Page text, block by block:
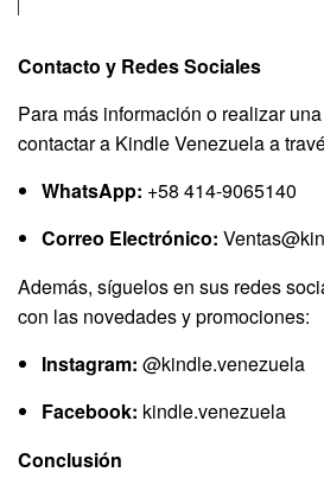
Contacto y Redes Sociales
Para más información o realizar
contactar a Kindle Venezuela a
WhatsApp: +58 414-9065140
Correo Electrónico:
Además, síguelos en sus redes
con las novedades y promociones:
Instagram: @kindle.venezuela
Facebook: kindle.venezuela
Conclusión